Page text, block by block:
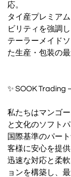
応。
タイ産プレミア
ビリティを強調
テーラーメイド
た生産・包装の最
✨ SOOK Trading
私たちはマンゴ
と文化のソフト
国際基準のパー
客様に安心を提供
迅速な対応と柔
ョンを構築し、